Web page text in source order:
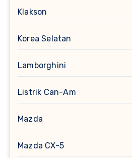
Klakson
Korea Selatan
Lamborghini
Listrik Can-Am
Mazda
Mazda CX-5